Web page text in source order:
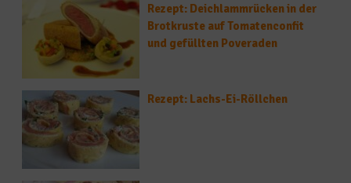
Rezept: Deichlammrücken in der
Brotkruste auf Tomatenconfit
und gefüllten Poveraden
Rezept: Lachs-Ei-Röllchen